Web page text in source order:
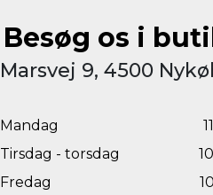
Besøg os i
Marsvej 9, 4500
Mandag
Tirsdag - torsdag
Fredag